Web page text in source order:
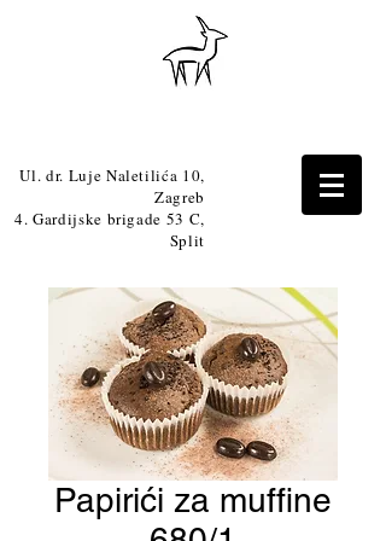
Ul. dr. Luje Naletilića 10,
Zagreb
4. Gardijske brigade 53 C,
Split
Papirići za muffine